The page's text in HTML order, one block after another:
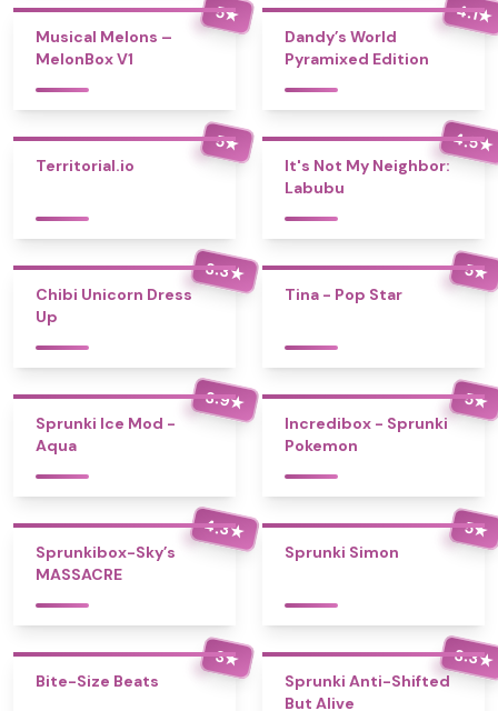
5★
Musical Melons –
MelonBox V1
4.1★
Dandy’s World
Pyramixed Edition
5★
Territorial.io
4.5★
It's Not My Neighbor:
Labubu
3.3★
Chibi Unicorn Dress
Up
5★
Tina - Pop Star
3.9★
Sprunki Ice Mod -
Aqua
5★
Incredibox - Sprunki
Pokemon
4.3★
Sprunkibox-Sky’s
MASSACRE
5★
Sprunki Simon
3★
Bite-Size Beats
3.3★
Sprunki Anti-Shifted
But Alive